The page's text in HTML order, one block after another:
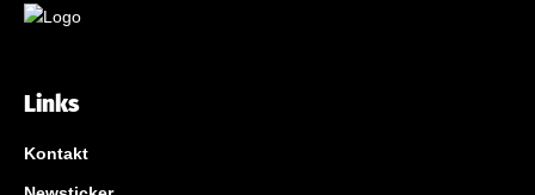
Links
Kontakt